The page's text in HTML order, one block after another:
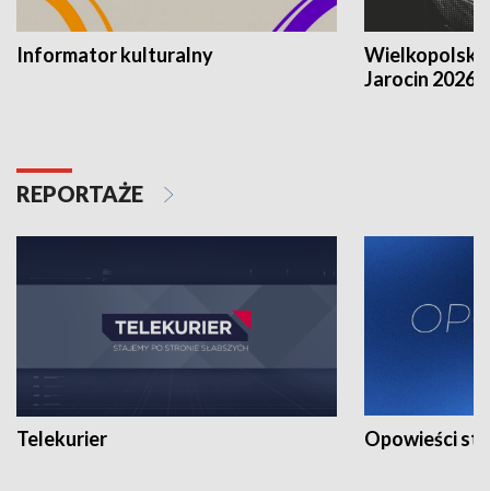
Informator kulturalny
Jarocin 2026
REPORTAŻE
Telekurier Opowieści